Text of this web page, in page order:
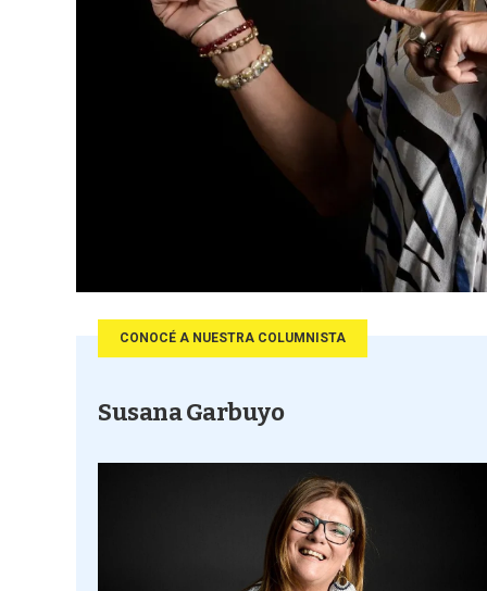
CONOCÉ A NUESTRA COLUMNISTA
Susana Garbuyo